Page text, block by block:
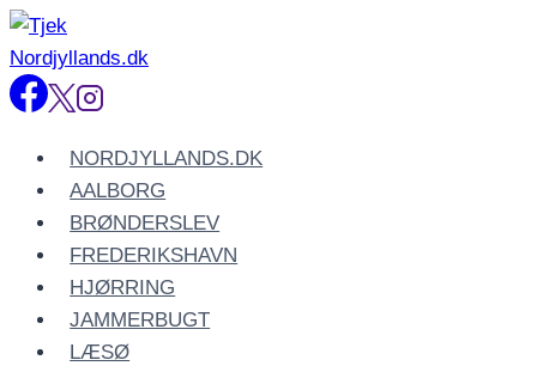
Fortsæt
til
indhold
NORDJYLLANDS.DK
AALBORG
BRØNDERSLEV
FREDERIKSHAVN
HJØRRING
JAMMERBUGT
LÆSØ